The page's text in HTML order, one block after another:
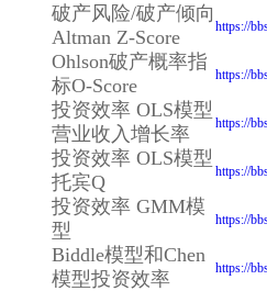
破产风险/破产倾向
Altman Z-Score
https://
Ohlson破产概率指
标O-Score
https://
投资效率 OLS模型
营业收入增长率
https://
投资效率 OLS模型
托宾Q
https://
投资效率 GMM模
型
https://
Biddle模型和Chen
模型投资效率
https://